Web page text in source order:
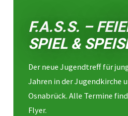
F.A.S.S. –
SPIEL &
Der neue Jugendtreff für
Jahren in der Jugendkirche
Osnabrück. Alle Termine
Flyer.